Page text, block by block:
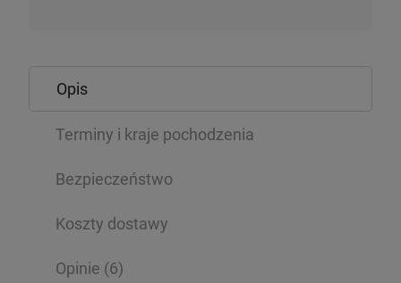
Opis
Terminy i kraje pochodzenia
Bezpieczeństwo
Koszty dostawy
Opinie (6)